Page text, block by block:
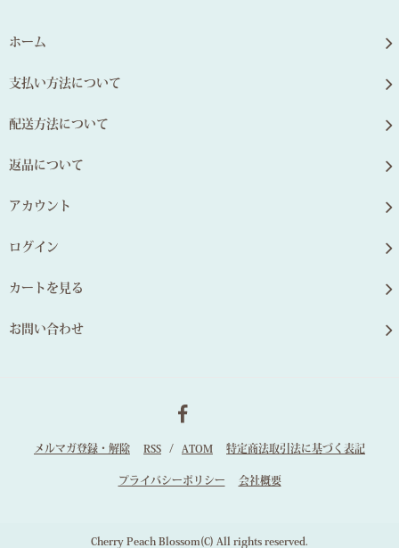
ホーム
支払い方法について
配送方法について
返品について
アカウント
ログイン
カートを見る
お問い合わせ
メルマガ登録・解除 RSS / ATOM 特定商法取引法に基づく表記
プライバシーポリシー 会社概要
Cherry Peach Blossom(C) All rights reserved.